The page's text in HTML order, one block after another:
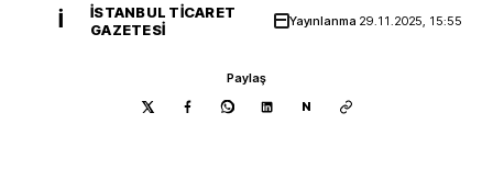
İ
İSTANBUL TICARET
GAZETESI
Yayınlanma 29.11.2025, 15:55
Paylaş
N